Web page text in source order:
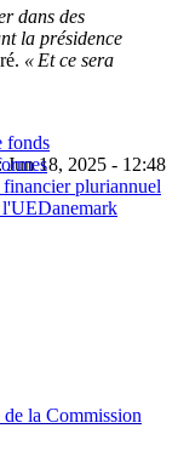
dans des
la présidence
« Et ce sera
fonds
Jun 18, 2025 - 12:48
financier pluriannuel
l'UEDanemark
de la Commission